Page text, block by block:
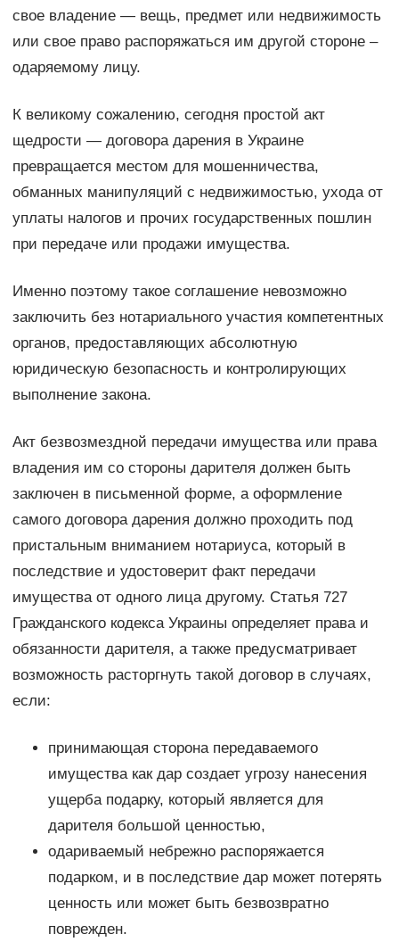
свое владение — вещь, предмет или недвижимость
или свое право распоряжаться им другой стороне –
одаряемому лицу.
К великому сожалению, сегодня простой акт
щедрости — договора дарения в Украине
превращается местом для мошенничества,
обманных манипуляций с недвижимостью, ухода от
уплаты налогов и прочих государственных пошлин
при передаче или продажи имущества.
Именно поэтому такое соглашение невозможно
заключить без нотариального участия компетентных
органов, предоставляющих абсолютную
юридическую безопасность и контролирующих
выполнение закона.
Акт безвозмездной передачи имущества или права
владения им со стороны дарителя должен быть
заключен в письменной форме, а оформление
самого договора дарения должно проходить под
пристальным вниманием нотариуса, который в
последствие и удостоверит факт передачи
имущества от одного лица другому. Статья 727
Гражданского кодекса Украины определяет права и
обязанности дарителя, а также предусматривает
возможность расторгнуть такой договор в случаях,
если:
принимающая сторона передаваемого
имущества как дар создает угрозу нанесения
ущерба подарку, который является для
дарителя большой ценностью,
одариваемый небрежно распоряжается
подарком, и в последствие дар может потерять
ценность или может быть безвозвратно
поврежден.